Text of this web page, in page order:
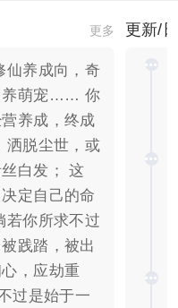
更多
仙养成向，奇
养萌宠…… 你
养成，终成
洒脱尘世，或
白发； 这
定自己的命
若你所求不过
践踏，被出
，应劫重
过是始于一
更新/